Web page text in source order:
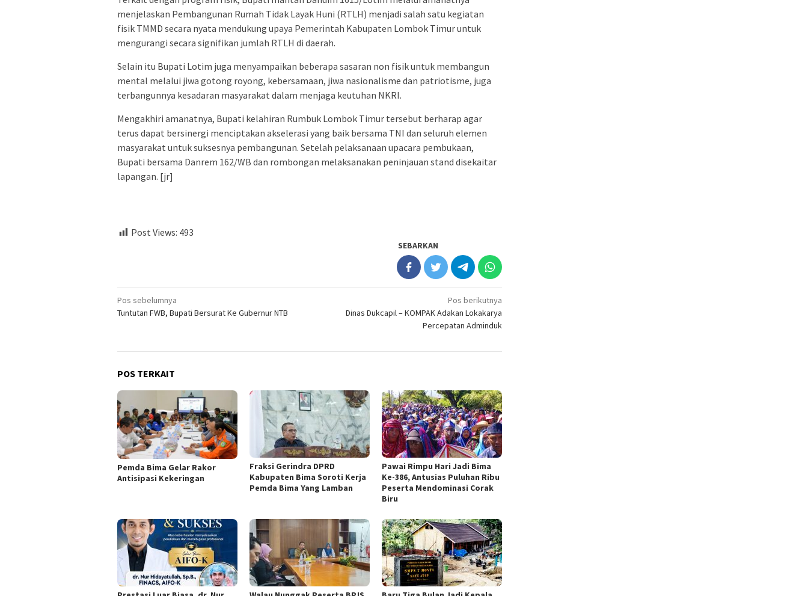
menjelaskan Pembangunan Rumah Tidak Layak Huni (RTLH) menjadi salah satu kegiatan
fisik TMMD secara nyata mendukung upaya Pemerintah Kabupaten Lombok Timur untuk
mengurangi secara signifikan jumlah RTLH di daerah.
Selain itu Bupati Lotim juga menyampaikan beberapa sasaran non fisik untuk membangun
mental melalui jiwa gotong royong, kebersamaan, jiwa nasionalisme dan patriotisme, juga
terbangunnya kesadaran masyarakat dalam menjaga keutuhan NKRI.
Mengakhiri amanatnya, Bupati kelahiran Rumbuk Lombok Timur tersebut berharap agar
terus dapat bersinergi menciptakan akselerasi yang baik bersama TNI dan seluruh elemen
masyarakat untuk suksesnya pembangunan. Setelah pelaksanaan upacara pembukaan,
Bupati bersama Danrem 162/WB dan rombongan melaksanakan peninjauan stand disekaitar
lapangan. [jr]
Post Views: 493
SEBARKAN
Navigasi
pos
Pos sebelumnya
Tuntutan FWB, Bupati Bersurat Ke Gubernur NTB
Pos berikutnya
Dinas Dukcapil – KOMPAK Adakan Lokakarya
Percepatan Adminduk
POS TERKAIT
Pemda Bima Gelar Rakor
Antisipasi Kekeringan
Fraksi Gerindra DPRD
Kabupaten Bima Soroti Kerja
Pemda Bima Yang Lamban
Pawai Rimpu Hari Jadi Bima
Ke-386, Antusias Puluhan Ribu
Peserta Mendominasi Corak
Biru